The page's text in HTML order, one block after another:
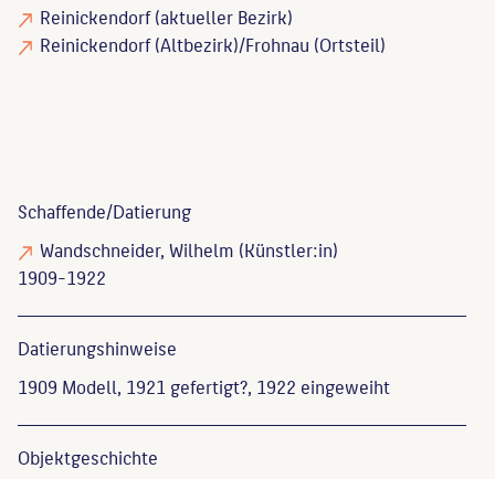
Reinickendorf (aktueller Bezirk)
Reinickendorf (Altbezirk)/Frohnau (Ortsteil)
Schaffende/Datierung
Wandschneider, Wilhelm (Künstler:in)
1909-1922
Datierungs­hinweise
1909 Modell, 1921 gefertigt?, 1922 eingeweiht
Objekt­geschichte